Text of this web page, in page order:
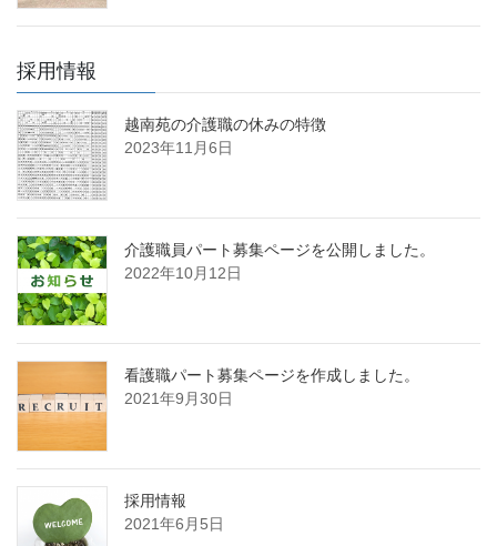
採用情報
越南苑の介護職の休みの特徴
2023年11月6日
介護職員パート募集ページを公開しました。
2022年10月12日
看護職パート募集ページを作成しました。
2021年9月30日
採用情報
2021年6月5日